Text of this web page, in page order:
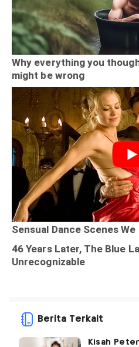
Berita Terkait
Kisah